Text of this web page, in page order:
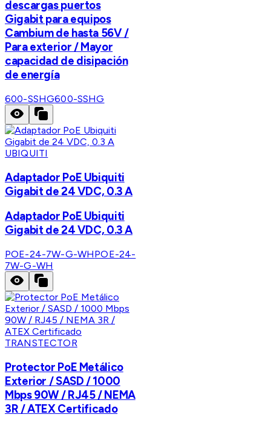
descargas puertos
Gigabit para equipos
Cambium de hasta 56V /
Para exterior / Mayor
capacidad de disipación
de energía
600-SSHG600-SSHG
UBIQUITI
Adaptador PoE Ubiquiti
Gigabit de 24 VDC, 0.3 A
Adaptador PoE Ubiquiti
Gigabit de 24 VDC, 0.3 A
POE-24-7W-G-WHPOE-24-
7W-G-WH
TRANSTECTOR
Protector PoE Metálico
Exterior / SASD / 1000
Mbps 90W / RJ45 / NEMA
3R / ATEX Certificado